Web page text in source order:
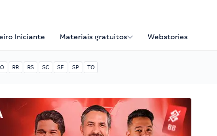
Iniciante Materiais gratuitos Webstories
RR RS SC SE SP TO